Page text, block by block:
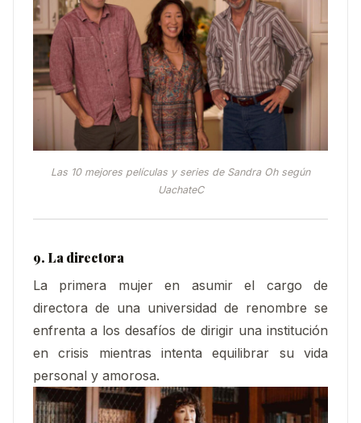
Las 10 mejores películas y series de Sandra Oh según
UachateC
9. La directora
La primera mujer en asumir el cargo de
directora de una universidad de renombre se
enfrenta a los desafíos de dirigir una institución
en crisis mientras intenta equilibrar su vida
personal y amorosa.